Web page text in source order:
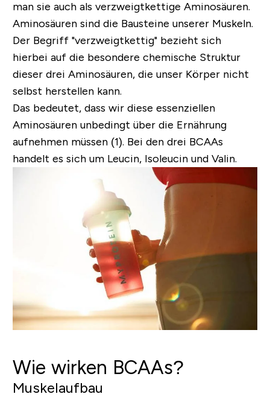
man sie auch als verzweigtkettige Aminosäuren.
Aminosäuren sind die Bausteine unserer Muskeln.
Der Begriff "verzweigtkettig" bezieht sich
hierbei auf die besondere chemische Struktur
dieser drei Aminosäuren, die unser Körper nicht
selbst herstellen kann.
Das bedeutet, dass wir diese essenziellen
Aminosäuren unbedingt über die Ernährung
aufnehmen müssen (1). Bei den drei BCAAs
handelt es sich um Leucin, Isoleucin und Valin.
Wie wirken BCAAs?
Muskelaufbau